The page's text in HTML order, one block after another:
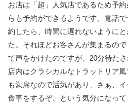
お店は「超」人気店であるため予
らも予約ができるようです。電話
約したら、時間に遅れないように
た。それほどお客さんが集まるの
て声をかけたのですが、20分待た
店内はクラシカルなトラットリア
も満席なので活気があり、さぁ、
食事をするぞ、という気分になって